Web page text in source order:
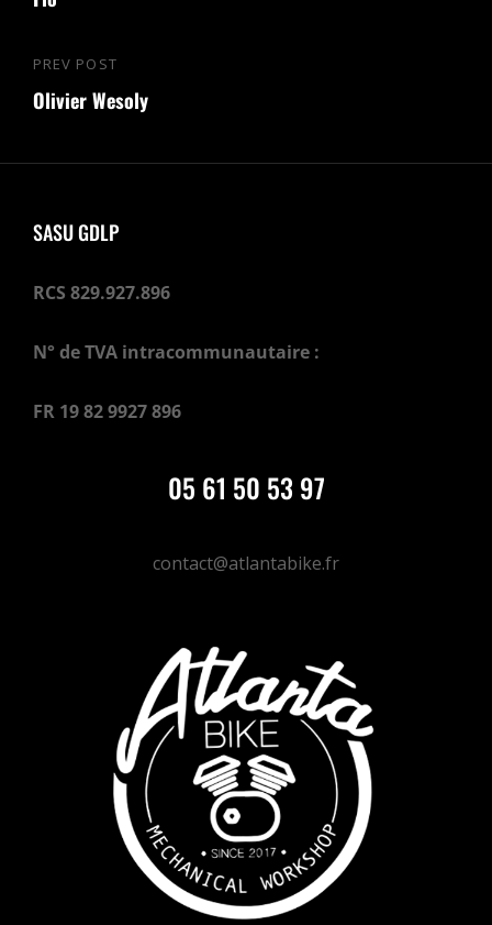
Previous
Post
PREV POST
Olivier Wesoly
SASU GDLP
RCS 829.927.896
N° de TVA intracommunautaire :
FR 19 82 9927 896
05 61 50 53 97
contact@atlantabike.fr
MERCI
DONNE TON AVIS ;)